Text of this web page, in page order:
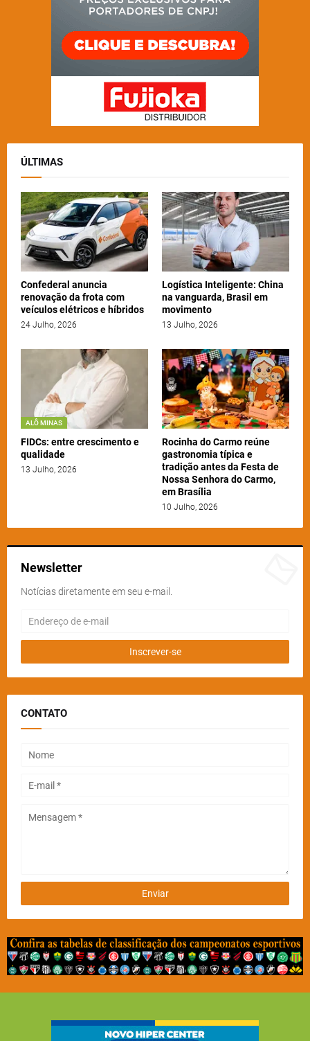
ÚLTIMAS
Confederal anuncia
renovação da frota com
veículos elétricos e híbridos
24 Julho, 2026
Logística Inteligente: China
na vanguarda, Brasil em
movimento
13 Julho, 2026
ALÔ MINAS
FIDCs: entre crescimento e
qualidade
13 Julho, 2026
Rocinha do Carmo reúne
gastronomia típica e
tradição antes da Festa de
Nossa Senhora do Carmo,
em Brasília
10 Julho, 2026
Newsletter
Notícias diretamente em seu e-mail.
CONTATO